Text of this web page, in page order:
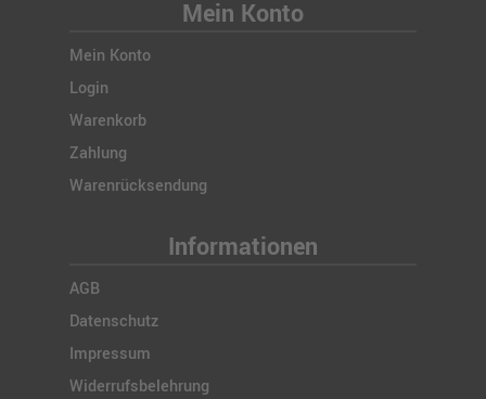
Mein Konto
Mein Konto
Login
Warenkorb
Zahlung
Warenrücksendung
Informationen
AGB
Datenschutz
Impressum
Widerrufsbelehrung